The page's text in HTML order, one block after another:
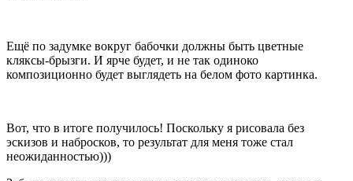
Ещё по задумке вокруг бабочки должны быть цветные
кляксы-брызги. И ярче будет, и не так одиноко
композиционно будет выглядеть на белом фото картинка.
Вот, что в итоге получилось! Поскольку я рисовала без
эскизов и набросков, то результат для меня тоже стал
неожиданностью)))